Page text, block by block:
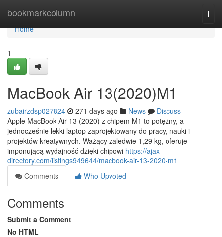
bookmarkcolumn
Home
Home
1
MacBook Air 13(2020)M1
zubairzdsp027824 271 days ago News
Discuss
Apple MacBook Air 13 (2020) z chipem M1 to potężny, a
jednocześnie lekki laptop zaprojektowany do pracy, nauki i
projektów kreatywnych. Ważący zaledwie 1,29 kg, oferuje
imponującą wydajność dzięki chipowi https://ajax-
directory.com/listings949644/macbook-air-13-2020-m1
Comments
Who Upvoted
Comments
Submit a Comment
No HTML